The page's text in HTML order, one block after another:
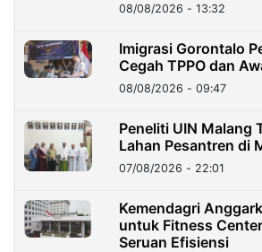
08/08/2026 - 13:32
Imigrasi Gorontalo
Cegah TPPO dan
08/08/2026 - 09:47
Peneliti UIN Malang
Lahan Pesantren di
07/08/2026 - 22:01
Kemendagri
untuk Fitness
Seruan Efisiensi